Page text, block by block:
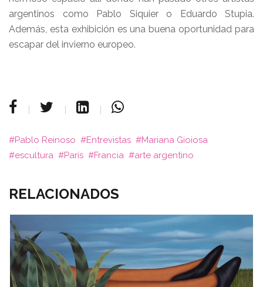
argentinos como Pablo Siquier o Eduardo Stupia.
Además, esta exhibición es una buena oportunidad para
escapar del invierno europeo.
Pablo Reinoso Entrevistas
Mariana Gioiosa
escultura
París Francia arte argentino
RELACIONADOS